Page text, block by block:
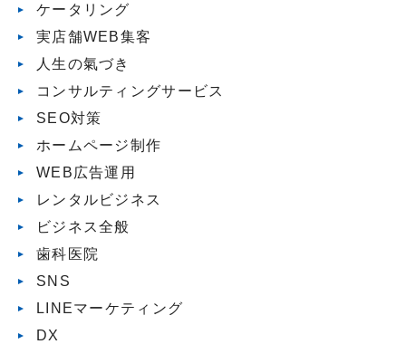
ケータリング
実店舗WEB集客
人生の氣づき
コンサルティングサービス
SEO対策
ホームページ制作
WEB広告運用
レンタルビジネス
ビジネス全般
歯科医院
SNS
LINEマーケティング
DX